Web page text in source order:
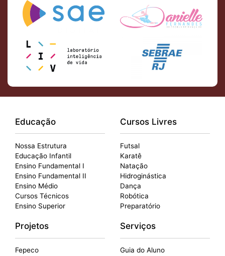
Educação
Nossa Estrutura
Educação Infantil
Ensino Fundamental I
Ensino Fundamental II
Ensino Médio
Cursos Técnicos
Ensino Superior
Cursos Livres
Futsal
Karatê
Natação
Hidroginástica
Dança
Robótica
Preparatório
Projetos
Fepeco
Serviços
Guia do Aluno